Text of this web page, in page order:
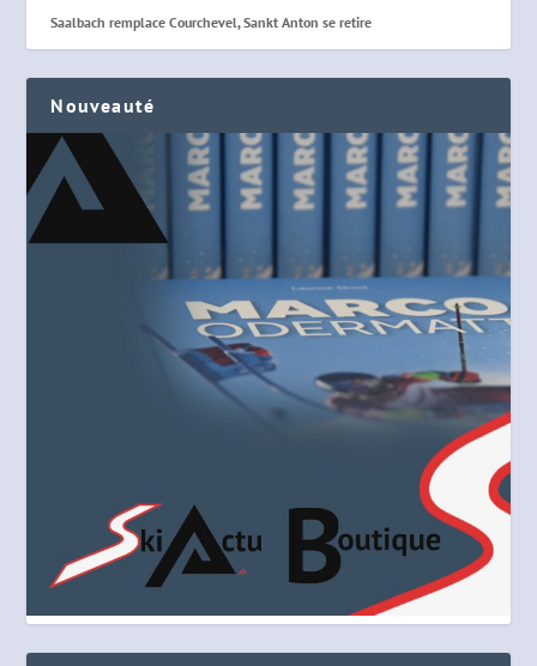
Saalbach remplace Courchevel, Sankt Anton se retire
Nouveauté